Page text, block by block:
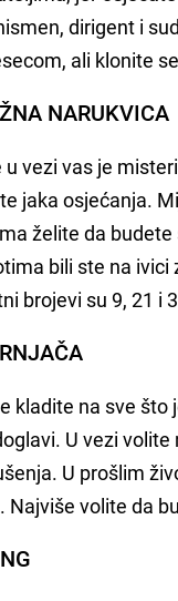
dirigent i
ali klonite
NARUKVICA
u vezi vas je
jaka osjećanja.
želite da
bili ste na ivici
brojevi su 9, 21 i
kladite na sve
U vezi
U prošlim
Najviše volite da